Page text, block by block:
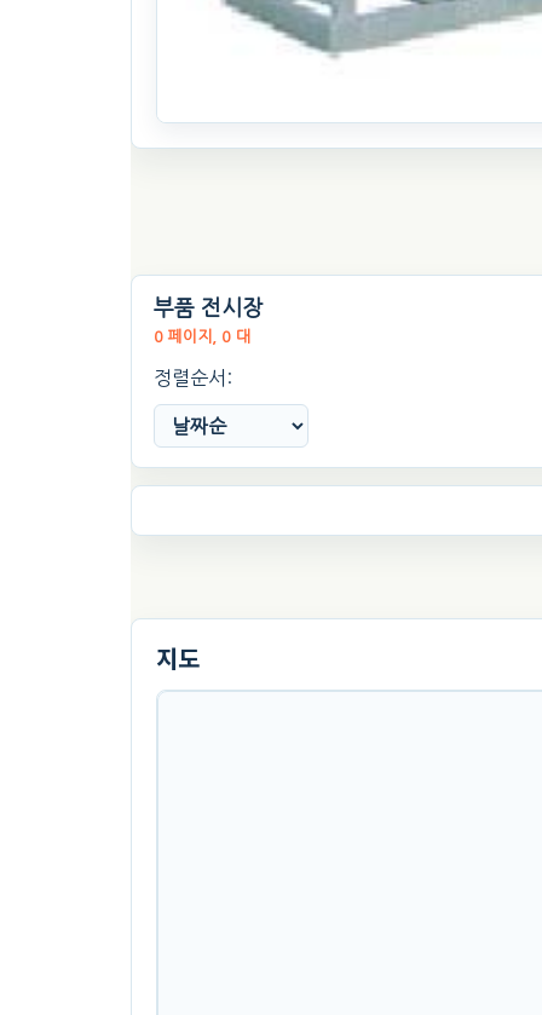
혁신농기계 육묘상자운반기 S150S(트랙터용알
문의
찜하기
부품 전시장
0 페이지, 0 대
정렬순서:
지도